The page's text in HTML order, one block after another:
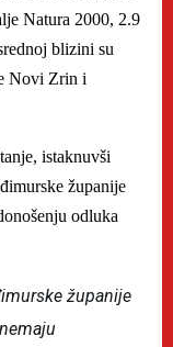
Natura 2000, 2.9
blizini su
Novi Zrin i
istaknuvši
županije
odluka
županije